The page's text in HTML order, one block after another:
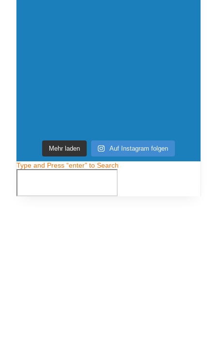
Mehr laden Auf Instagram folgen
Type and Press “enter” to Search